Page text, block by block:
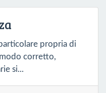
propria di
corretto,
si...